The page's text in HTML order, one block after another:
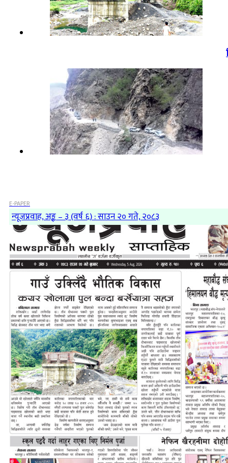
E-PAPER
न्यूजप्रवाह, अङ्क – ३ (वर्ष ६) : साउन २० गते, २०८३